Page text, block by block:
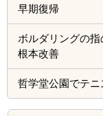
早期復帰
ボルダリングの
根本改善
哲学堂公園でテ